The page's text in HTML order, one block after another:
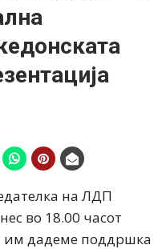
на ЛДП
во 18.00 часот
им дадеме поддршка